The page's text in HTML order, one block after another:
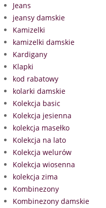
Jeans
jeansy damskie
Kamizelki
kamizelki damskie
Kardigany
Klapki
kod rabatowy
kolarki damskie
Kolekcja basic
Kolekcja jesienna
kolekcja masełko
Kolekcja na lato
Kolekcja welurów
Kolekcja wiosenna
kolekcja zima
Kombinezony
Kombinezony damskie